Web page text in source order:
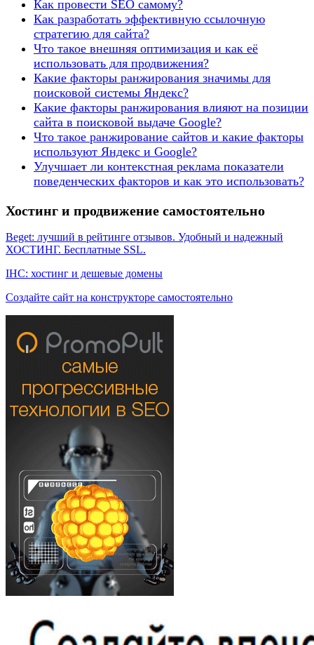
Как провести SEO самому?
Как разработать эффективную ссылочную
стратегию для сайта?
Что такое внешняя оптимизация и как её
использовать для продвижения?
Какие факторы ранжирования значимы для
поисковой системы Яндекс?
Какие факторы ранжирования влияют на позиции
сайта в поисковой выдаче Google?
Что такое ранжирование сайтов и какие факторы
используют Яндекс и Google?
Улучшает ли контекстная реклама показатели
поведенческих факторов и как это использовать?
Хостинг и продвижение самостоятельно
Beget: лучший в рейтинге отзывов. Удобный и надежный
ХОСТИНГ. Бесплатные SSL.
IHC: хостинг и дешевые домены
Создайте сайт на конструкторе самостоятельно